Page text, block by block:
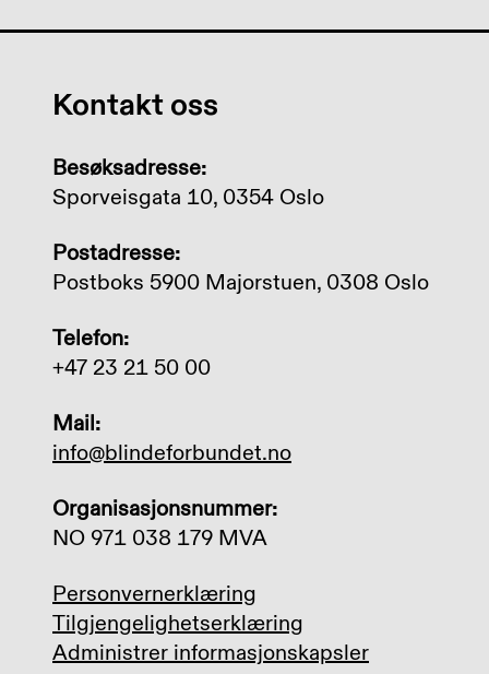
Kontakt oss
Besøksadresse:
Sporveisgata 10, 0354 Oslo
Postadresse:
Postboks 5900 Majorstuen, 0308 Oslo
Telefon:
+47 23 21 50 00
Mail:
info@blindeforbundet.no
Organisasjonsnummer:
NO 971 038 179 MVA
Personvernerklæring
Tilgjengelighetserklæring
Administrer informasjonskapsler